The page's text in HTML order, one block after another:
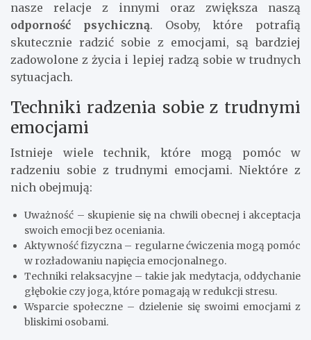
nasze relacje z innymi oraz zwiększa naszą
odporność psychiczną. Osoby, które potrafią
skutecznie radzić sobie z emocjami, są bardziej
zadowolone z życia i lepiej radzą sobie w trudnych
sytuacjach.
Techniki radzenia sobie z trudnymi
emocjami
Istnieje wiele technik, które mogą pomóc w
radzeniu sobie z trudnymi emocjami. Niektóre z
nich obejmują:
Uważność – skupienie się na chwili obecnej i akceptacja
swoich emocji bez oceniania.
Aktywność fizyczna – regularne ćwiczenia mogą pomóc
w rozładowaniu napięcia emocjonalnego.
Techniki relaksacyjne – takie jak medytacja, oddychanie
głębokie czy joga, które pomagają w redukcji stresu.
Wsparcie społeczne – dzielenie się swoimi emocjami z
bliskimi osobami.